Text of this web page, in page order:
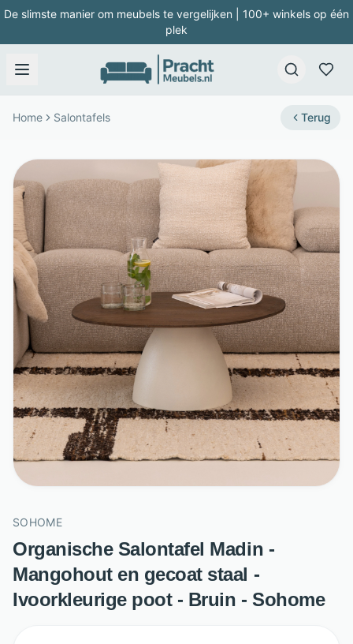
De slimste manier om meubels te vergelijken | 100+ winkels op één
plek
Home Salontafels Terug
SOHOME
Organische Salontafel Madin -
Mangohout en gecoat staal -
Ivoorkleurige poot - Bruin - Sohome